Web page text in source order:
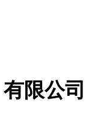
限公司